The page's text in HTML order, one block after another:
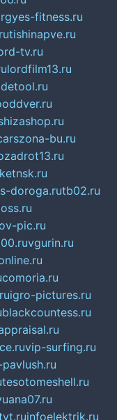
yes-fitness.ru
tishinapve.ru
tv.ru
lordfilm13.ru
bu.ru
doroga.rutb02.ru
pic.ru
vgurin.ru
igro-pictures.ru
blackcountess.ru
vip-surfing.ru
tesotomeshell.ru
infoelektrik.ru